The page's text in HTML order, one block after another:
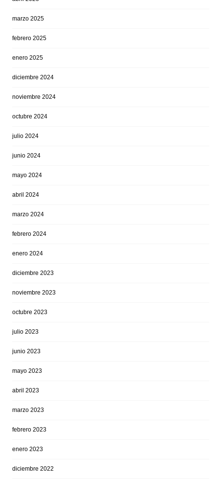
marzo 2025
febrero 2025
enero 2025
diciembre 2024
noviembre 2024
octubre 2024
julio 2024
junio 2024
mayo 2024
abril 2024
marzo 2024
febrero 2024
enero 2024
diciembre 2023
noviembre 2023
octubre 2023
julio 2023
junio 2023
mayo 2023
abril 2023
marzo 2023
febrero 2023
enero 2023
diciembre 2022